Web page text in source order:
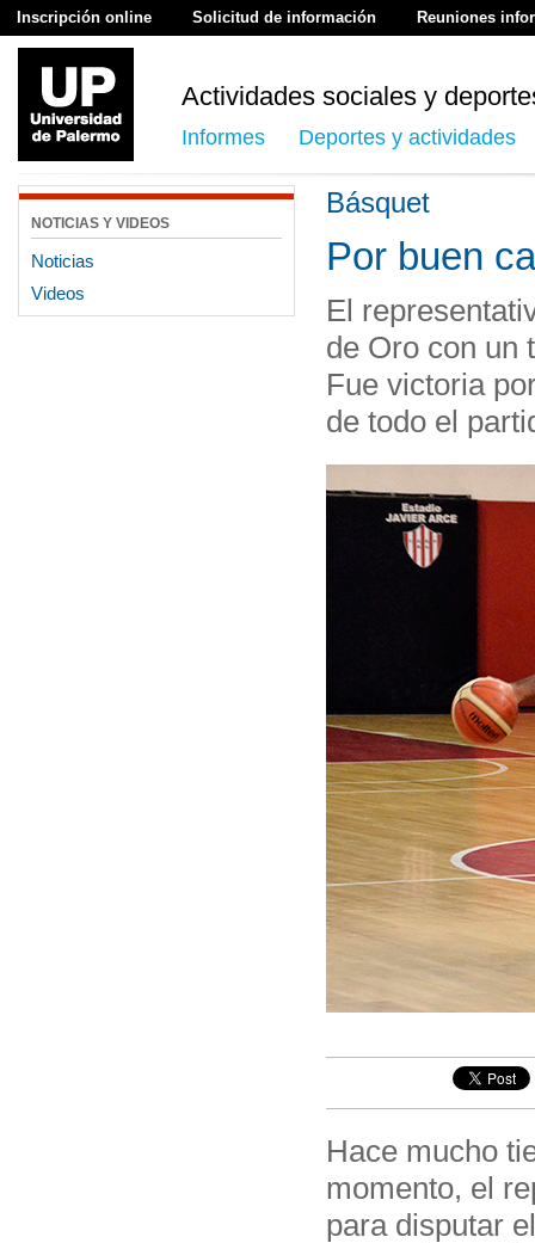
Inscripción online Solicitud de información Reuniones
Actividades sociales y
Informes Deportes y actividades
NOTICIAS Y VIDEOS
Noticias
Videos
Básquet
Por buen
El
de Oro con un
Fue victoria
de todo el
Hace mucho
momento, el
para disputar